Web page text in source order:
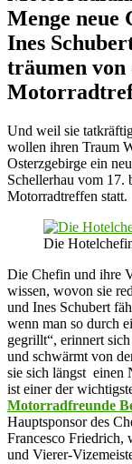
Menge neue
Ines
träumen von
Und weil sie
wollen ihren Traum
Osterzgebirge ein
Schellerhau vom 17.
Motorradtreffen statt.
Die
Die Chefin und ihre
wissen, wovon sie
und Ines Schubert
wenn man so durch
gegrillt“, erinnert
und schwärmt von
sie sich längst einen
ist einer der
Motorradfreunde
Hauptsponsor des
Francesco Friedrich,
und Vierer-